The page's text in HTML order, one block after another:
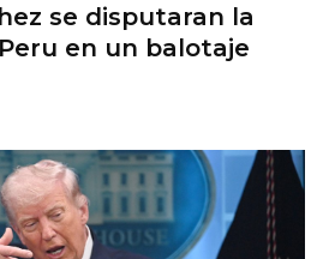
se disputaran la
en un balotaje